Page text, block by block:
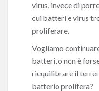
virus, invece di
cui batteri e virus
proliferare.
Vogliamo
batteri, o non è
riequilibrare il
batterio prolifera?